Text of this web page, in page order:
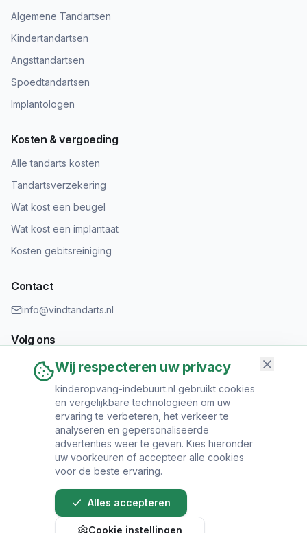
Algemene Tandartsen
Kindertandartsen
Angsttandartsen
Spoedtandartsen
Implantologen
Kosten & vergoeding
Alle tandarts kosten
Tandartsverzekering
Wat kost een beugel
Wat kost een implantaat
Kosten gebitsreiniging
Contact
info@vindtandarts.nl
Volg ons
Informatie toevoegen?
Heeft u een tandartspraktijk? Neem contact op om uw praktijk
toe te voegen.
© 2024 Vind Tandarts. Alle rechten voorbehouden.
Wij respecteren uw privacy
kinderopvang-indebuurt.nl gebruikt cookies
en vergelijkbare technologieën om uw
ervaring te verbeteren, het verkeer te
analyseren en gepersonaliseerde
advertenties weer te geven. Kies hieronder
uw voorkeuren of accepteer alle cookies
voor de beste ervaring.
Alles accepteren
Cookie instellingen